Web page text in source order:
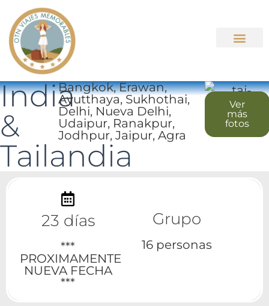
India
&
Tailandia
Bangkok, Erawan,
Ayutthaya, Sukhothai,
Delhi, Nueva Delhi,
Udaipur, Ranakpur,
Jodhpur, Jaipur, Agra
Ver
más
fotos
23 días
***
PROXIMAMENTE
NUEVA FECHA
***
Grupo
16 personas